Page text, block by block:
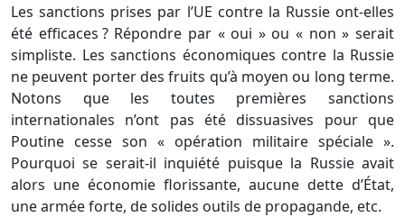
Les sanctions prises par l’UE contre la Russie ont-elles
été efficaces ? Répondre par « oui » ou « non » serait
simpliste. Les sanctions économiques contre la Russie
ne peuvent porter des fruits qu’à moyen ou long terme.
Notons que les toutes premières sanctions
internationales n’ont pas été dissuasives pour que
Poutine cesse son « opération militaire spéciale ».
Pourquoi se serait-il inquiété puisque la Russie avait
alors une économie florissante, aucune dette d’État,
une armée forte, de solides outils de propagande, etc.